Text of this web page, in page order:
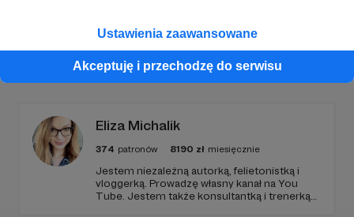
Ustawienia zaawansowane
Akceptuję i przechodzę do serwisu
Promowani autorzy
Eliza Michalik
374 patronów 8190 zł miesięcznie
Jestem niezależną autorką, felietonistką i
vloggerką. Prowadzę własny kanał na You
Tube. Jestem także konsultantką i trenerką